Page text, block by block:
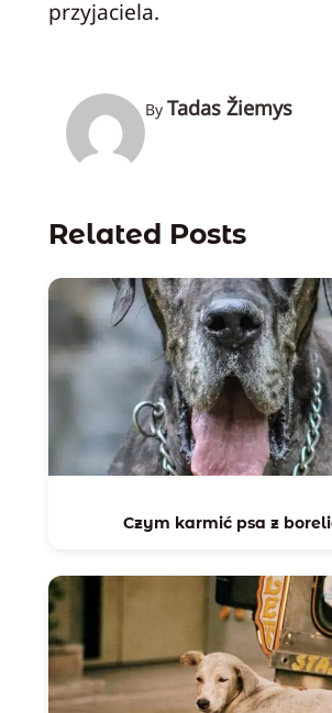
przyjaciela.
By Tadas Žiemys
Related Posts
Czym karmić psa z